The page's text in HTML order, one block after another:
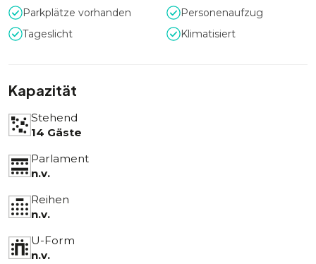
Parkplätze vorhanden
Personenaufzug
Tageslicht
Klimatisiert
Kapazität
Stehend
14 Gäste
Parlament
n.v.
Reihen
n.v.
U-Form
n.v.